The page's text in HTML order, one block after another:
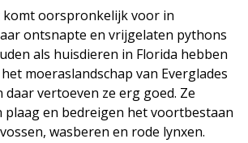
komt oorspronkelijk voor in
ontsnapte en vrijgelaten pythons
als huisdieren in Florida hebben
moeraslandschap van Everglades
daar vertoeven ze erg goed. Ze
plaag en bedreigen het voortbestaan
wasberen en rode lynxen.